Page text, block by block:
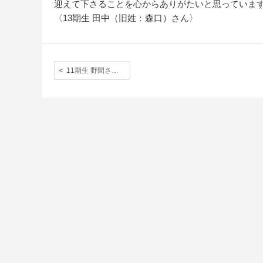
迎えて下さることを心からありがたいと思っていま
〈13期生 田中（旧姓：森口）さん〉
11期生 野間さん（旧姓：芹田）〈７月７日来校〉